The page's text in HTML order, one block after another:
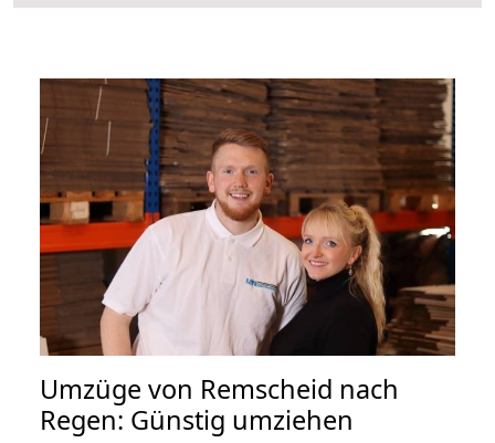
Umzüge von Remscheid nach
Regen: Günstig umziehen